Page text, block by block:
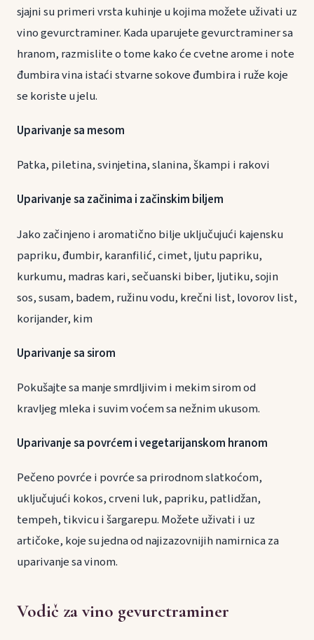
sjajni su primeri vrsta kuhinje u kojima možete uživati uz
vino gevurctraminer. Kada uparujete gevurctraminer sa
hranom, razmislite o tome kako će cvetne arome i note
đumbira vina istaći stvarne sokove đumbira i ruže koje
se koriste u jelu.
Uparivanje sa mesom
Patka, piletina, svinjetina, slanina, škampi i rakovi
Uparivanje sa začinima i začinskim biljem
Jako začinjeno i aromatično bilje uključujući kajensku
papriku, đumbir, karanfilić, cimet, ljutu papriku,
kurkumu, madras kari, sečuanski biber, ljutiku, sojin
sos, susam, badem, ružinu vodu, krečni list, lovorov list,
korijander, kim
Uparivanje sa sirom
Pokušajte sa manje smrdljivim i mekim sirom od
kravljeg mleka i suvim voćem sa nežnim ukusom.
Uparivanje sa povrćem i vegetarijanskom hranom
Pečeno povrće i povrće sa prirodnom slatkoćom,
uključujući kokos, crveni luk, papriku, patlidžan,
tempeh, tikvicu i šargarepu. Možete uživati i uz
artičoke, koje su jedna od najizazovnijih namirnica za
uparivanje sa vinom.
Vodič za vino gevurctraminer